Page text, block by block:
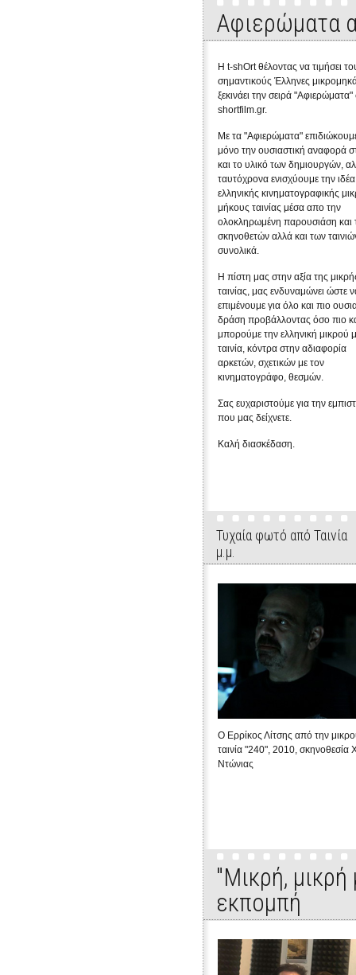
Αφιερώματα
Η t-shOrt θέλοντας να τιμήσει
σημαντικούς Έλληνες
ξεκινάει την σειρά "Αφιερώματα"
shortfilm.gr.
Με τα "Αφιερώματα"
μόνο την ουσιαστική αναφορά
και το υλικό των δημιουργών,
ταυτόχρονα ενισχύουμε την
ελληνικής κινηματογραφικής
μήκους ταινίας μέσα απο την
ολοκληρωμένη παρουσιάση και
σκηνοθετών αλλά και των
συνολικά.
Η πίστη μας στην αξία της
ταινίας, μας ενδυναμώνει ώστε
επιμένουμε για όλο και πιο
δράση προβάλλοντας όσο πιο
μπορούμε την ελληνική μικρού
ταινία, κόντρα στην αδιαφορία
αρκετών, σχετικών με τον
κινηματογράφο, θεσμών.
Σας ευχαριστούμε για την
που μας δείχνετε.
Καλή διασκέδαση.
Τυχαία φωτό από Ταινία
μ.μ.
Ο Ερρίκος Λίτσης από την
ταινία "240", 2010, σκηνοθεσία
Ντώνιας
"Μικρή,
εκπομπή